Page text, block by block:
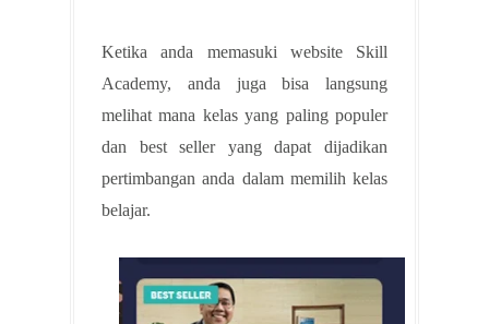
Ketika anda memasuki website Skill
Academy, anda juga bisa langsung
melihat mana kelas yang paling populer
dan best seller yang dapat dijadikan
pertimbangan anda dalam memilih kelas
belajar.